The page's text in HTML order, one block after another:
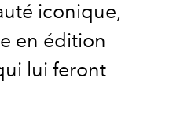
iconique,
en édition
lui feront